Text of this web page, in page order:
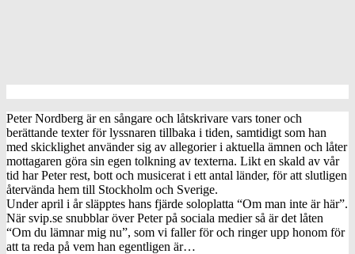
Peter Nordberg är en sångare och låtskrivare vars toner och
berättande texter för lyssnaren tillbaka i tiden, samtidigt som han
med skicklighet använder sig av allegorier i aktuella ämnen och låter
mottagaren göra sin egen tolkning av texterna. Likt en skald av vår
tid har Peter rest, bott och musicerat i ett antal länder, för att slutligen
återvända hem till Stockholm och Sverige.
Under april i år släpptes hans fjärde soloplatta “Om man inte är här”.
När svip.se snubblar över Peter på sociala medier så är det låten
“Om du lämnar mig nu”, som vi faller för och ringer upp honom för
att ta reda på vem han egentligen är…